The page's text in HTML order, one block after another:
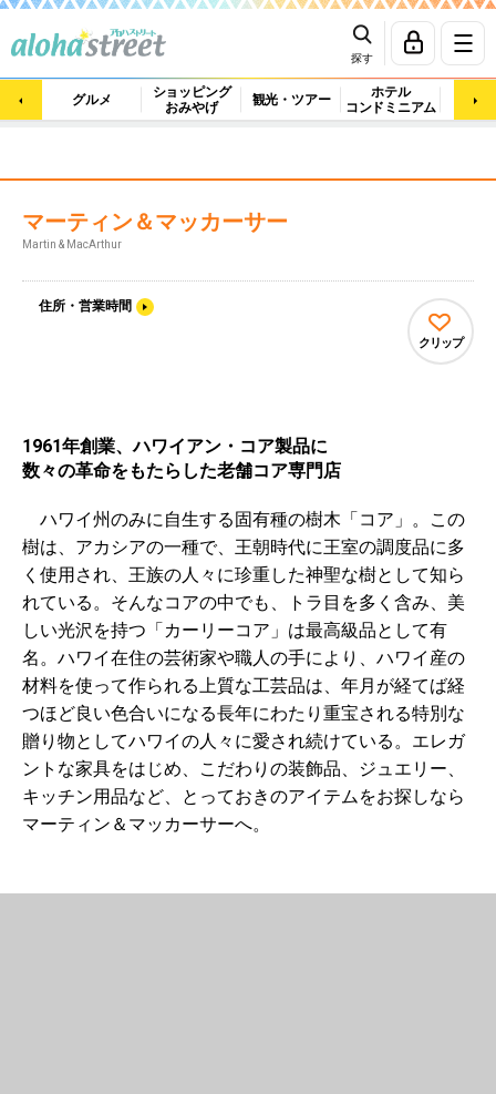
探す
グルメ
ショッピング
おみやげ
観光・ツアー
ホテル
コンドミニアム
マッ
マーティン＆マッカーサー
Martin & MacArthur
住所・営業時間
クリップ
1961年創業、ハワイアン・コア製品に
数々の革命をもたらした老舗コア専門店
ハワイ州のみに自生する固有種の樹木「コア」。この
樹は、アカシアの一種で、王朝時代に王室の調度品に多
く使用され、王族の人々に珍重した神聖な樹として知ら
れている。そんなコアの中でも、トラ目を多く含み、美
しい光沢を持つ「カーリーコア」は最高級品として有
名。ハワイ在住の芸術家や職人の手により、ハワイ産の
材料を使って作られる上質な工芸品は、年月が経てば経
つほど良い色合いになる長年にわたり重宝される特別な
贈り物としてハワイの人々に愛され続けている。エレガ
ントな家具をはじめ、こだわりの装飾品、ジュエリー、
キッチン用品など、とっておきのアイテムをお探しなら
マーティン＆マッカーサーへ。